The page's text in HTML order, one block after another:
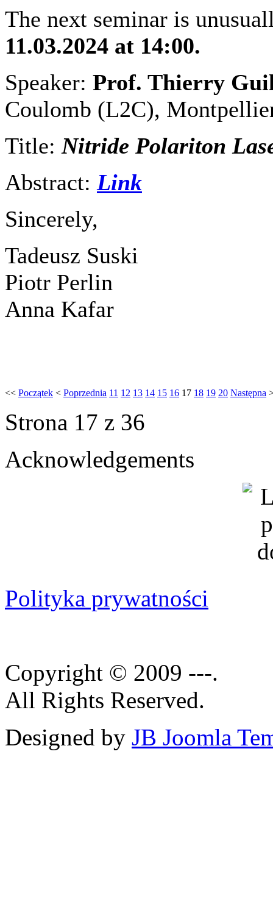
The next seminar is
11.03.2024 at 14:00.
Speaker: Prof. Thierry
Coulomb (L2C),
Title: Nitride Polariton
Abstract: Link
Sincerely,
Tadeusz Suski
Piotr Perlin
Anna Kafar
<< Początek < Poprzednia 11 12 13 14 15 16 17 18 19 20 Następna
Strona 17 z 36
Acknowledgements
Polityka prywatności
Copyright © 2009 ---.
All Rights Reserved.
Designed by JB Joomla